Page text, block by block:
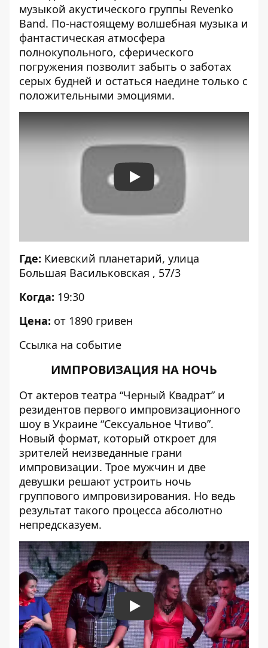
музыкой акустического группы Revenko
Band. По-настоящему волшебная музыка и
фантастическая атмосфера
полнокупольного, сферического
погружения позволит забыть о заботах
серых будней и остаться наедине только с
положительными эмоциями.
Play
Где: Киевский планетарий, улица
Большая Васильковская , 57/3
Когда: 19:30
Цена: от 1890 гривен
Ссылка на событие
ИМПРОВИЗАЦИЯ НА НОЧЬ
От актеров театра “Черный Квадрат” и
резидентов первого импровизационного
шоу в Украине “Сексуальное Чтиво”.
Новый формат, который откроет для
зрителей неизведанные грани
импровизации. Трое мужчин и две
девушки решают устроить ночь
группового импровизирования. Но ведь
результат такого процесса абсолютно
непредсказуем.
Play